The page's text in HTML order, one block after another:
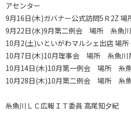
アセンター
9月16日(木)ガバナー公式訪問5Ｒ2Z 場
9月22日(水)9月第二例会 場所 糸魚
10月2(土)いといがわマルシェ出店 場所
10月7日(木)10月理事会 場所 糸魚川
10月14日(木)10月第一例会 場所 糸
10月28日(木)10月第二例会 場所 糸
糸魚川ＬＣ広報ＩＴ委員 高尾知夕紀